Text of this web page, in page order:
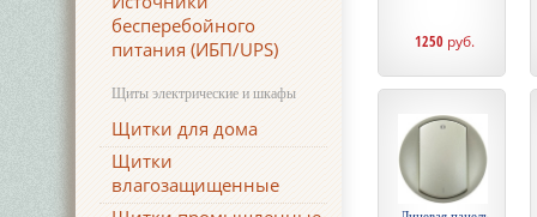
бесперебойного
питания (ИБП/UPS)
Щиты электрические и шкафы
Щитки для дома
Щитки
влагозащищенные
1250 руб.